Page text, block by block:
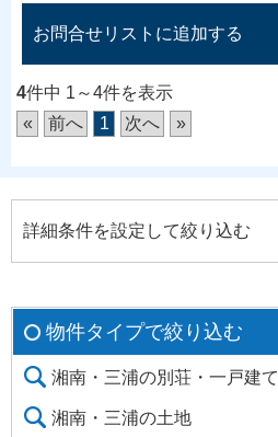
お問合せリストに追加する
4件中 1～4件を表示
«
前へ 1 次へ »
詳細条件を設定して絞り込む
物件タイプで絞り込む
湘南・三浦の別荘・一戸建て
湘南・三浦の土地